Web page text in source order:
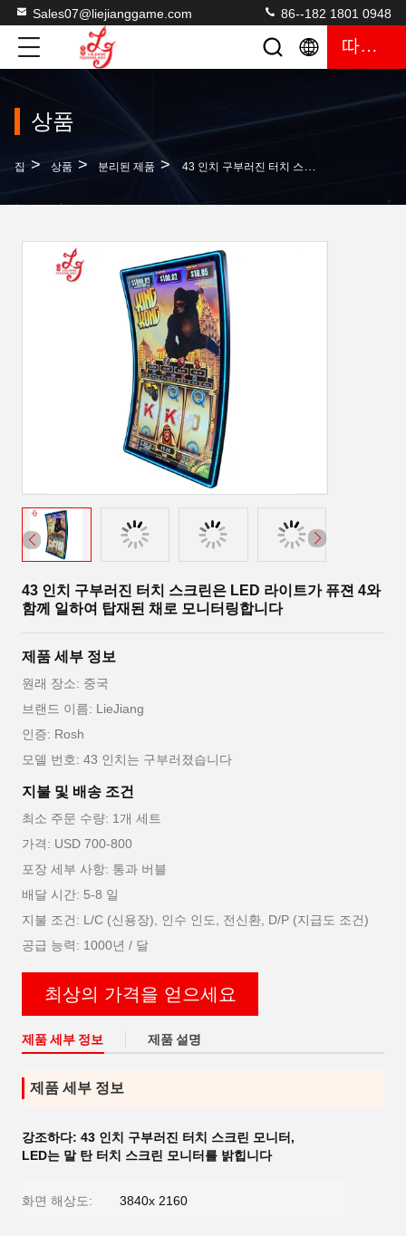
Sales07@liejianggame.com 86--182 1801 0948
따옴표
상품
집 > 상품 > 분리된 제품 > 43 인치 구부러진 터치 스크린은 LED 라이트가 퓨젼 4와 함께 일하여 탑재된 채로 모니터링합니다
43 인치 구부러진 터치 스크린은 LED 라이트가 퓨젼 4와
함께 일하여 탑재된 채로 모니터링합니다
제품 세부 정보
원래 장소: 중국
브랜드 이름: LieJiang
인증: Rosh
모델 번호: 43 인치는 구부러졌습니다
지불 및 배송 조건
최소 주문 수량: 1개 세트
가격: USD 700-800
포장 세부 사항: 통과 버블
배달 시간: 5-8 일
지불 조건: L/C (신용장), 인수 인도, 전신환, D/P (지급도 조건)
공급 능력: 1000년 / 달
최상의 가격을 얻으세요
제품 세부 정보 제품 설명
제품 세부 정보
강조하다: 43 인치 구부러진 터치 스크린 모니터 ,
LED는 말 탄 터치 스크린 모니터를 밝힙니다
화면 해상도: 3840x 2160